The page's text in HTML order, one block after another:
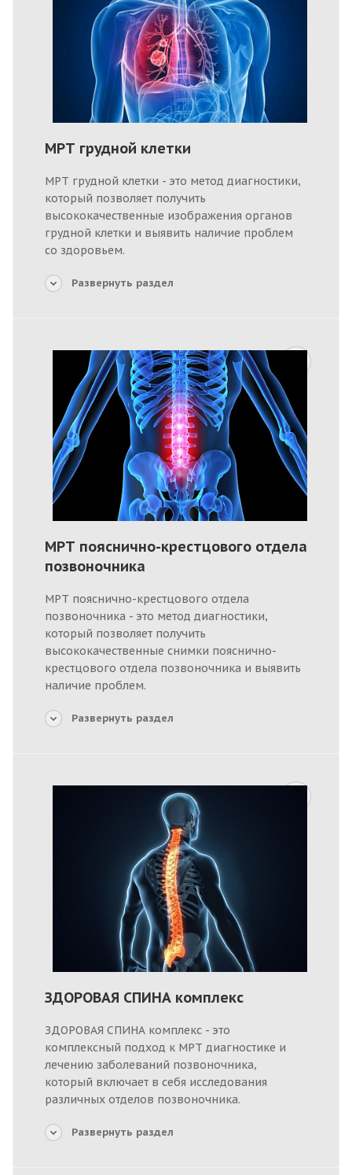
МРТ грудной клетки
МРТ грудной клетки - это метод диагностики,
который позволяет получить
высококачественные изображения органов
грудной клетки и выявить наличие проблем
со здоровьем.
Развернуть раздел
МРТ пояснично-крестцового отдела
позвоночника
МРТ пояснично-крестцового отдела
позвоночника - это метод диагностики,
который позволяет получить
высококачественные снимки пояснично-
крестцового отдела позвоночника и выявить
наличие проблем.
Развернуть раздел
ЗДОРОВАЯ СПИНА комплекс
ЗДОРОВАЯ СПИНА комплекс - это
комплексный подход к МРТ диагностике и
лечению заболеваний позвоночника,
который включает в себя исследования
различных отделов позвоночника.
Развернуть раздел